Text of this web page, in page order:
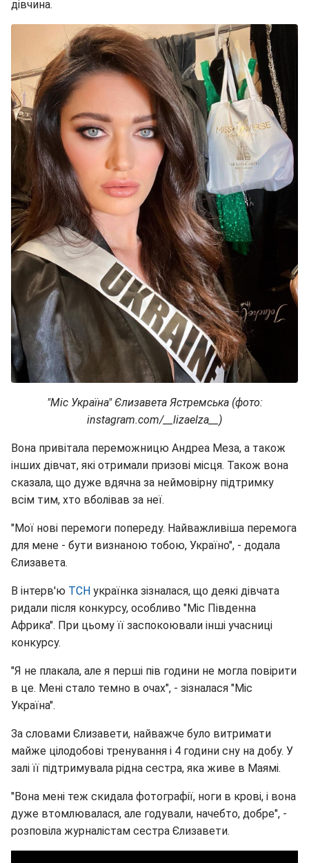
дівчина.
"Міс Україна" Єлизавета Ястремська (фото:
instagram.com/__lizaelza__)
Вона привітала переможницю Андреа Меза, а також
інших дівчат, які отримали призові місця. Також вона
сказала, що дуже вдячна за неймовірну підтримку
всім тим, хто вболівав за неї.
"Мої нові перемоги попереду. Найважливіша перемога
для мене - бути визнаною тобою, Україно", - додала
Єлизавета.
В інтерв'ю ТСН українка зізналася, що деякі дівчата
ридали після конкурсу, особливо "Міс Південна
Африка". При цьому її заспокоювали інші учасниці
конкурсу.
"Я не плакала, але я перші пів години не могла повірити
в це. Мені стало темно в очах", - зізналася "Міс
Україна".
За словами Єлизавети, найважче було витримати
майже цілодобові тренування і 4 години сну на добу. У
залі її підтримувала рідна сестра, яка живе в Маямі.
"Вона мені теж скидала фотографії, ноги в крові, і вона
дуже втомлювалася, але годували, начебто, добре", -
розповіла журналістам сестра Єлизавети.